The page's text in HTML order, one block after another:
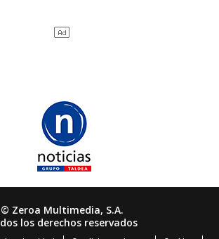
© Zeroa Multimedia, S.A.
los derechos reservados